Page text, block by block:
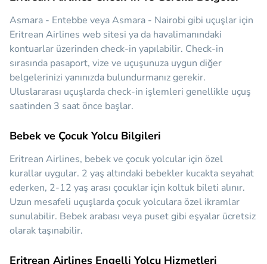
Asmara - Entebbe veya Asmara - Nairobi gibi uçuşlar için
Eritrean Airlines web sitesi ya da havalimanındaki
kontuarlar üzerinden check-in yapılabilir. Check-in
sırasında pasaport, vize ve uçuşunuza uygun diğer
belgelerinizi yanınızda bulundurmanız gerekir.
Uluslararası uçuşlarda check-in işlemleri genellikle uçuş
saatinden 3 saat önce başlar.
Bebek ve Çocuk Yolcu Bilgileri
Eritrean Airlines, bebek ve çocuk yolcular için özel
kurallar uygular. 2 yaş altındaki bebekler kucakta seyahat
ederken, 2-12 yaş arası çocuklar için koltuk bileti alınır.
Uzun mesafeli uçuşlarda çocuk yolculara özel ikramlar
sunulabilir. Bebek arabası veya puset gibi eşyalar ücretsiz
olarak taşınabilir.
Eritrean Airlines Engelli Yolcu Hizmetleri